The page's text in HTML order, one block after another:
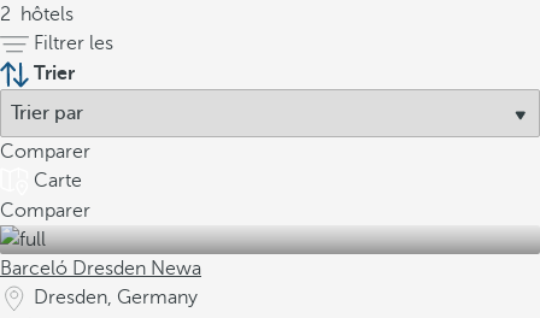
2
hôtels
Filtrer les
Trier
Comparer
Carte
Comparer
Barceló Dresden Newa
Dresden, Germany